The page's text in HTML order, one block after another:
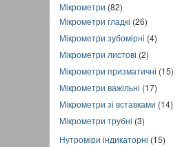
Мікрометри (82)
Мікрометри гладкі (26)
Мікрометри зубомірні (4)
Мікрометри листові (2)
Мікрометри призматичні (15)
Мікрометри важільні (17)
Мікрометри зі вставками (14)
Мікрометри трубні (3)
Нутроміри індикаторні (15)